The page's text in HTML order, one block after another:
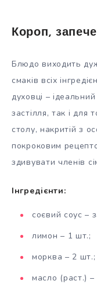
Короп,
Блюдо виходить
смаків всіх
духовці –
застілля, так і для
столу, накритій з
покроковим
здивувати членів
Інгредієнти:
соєвий соус –
лимон – 1 шт.;
морква – 2 шт.;
масло (раст.) –